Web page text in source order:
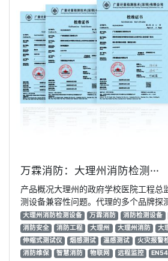
万霖消防：大理州消防检测···
产品概况大理州的政府学校医院工程总
测设备兼容性问题。代理的多个品牌探
大理州消防检测设备 万霖消防 消防检测设备
消防安全
消防工程 大理州 大理州消防 大
伸缩式测试仪
烟感测试 温感测试 火灾报警
消防维保
智慧消防 物联网 远程监控 EN54